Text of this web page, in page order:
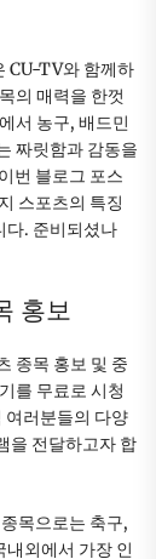
CU-TV와 함께하
의 매력을 한껏
서 농구, 배드민
짜릿함과 감동을
번 블로그 포스
스포츠의 특징
다. 준비되셨나
홍보
종목 홍보 및 중
를 무료로 시청
여러분들의 다양
을 전달하고자 합
목으로는 축구,
외에서 가장 인